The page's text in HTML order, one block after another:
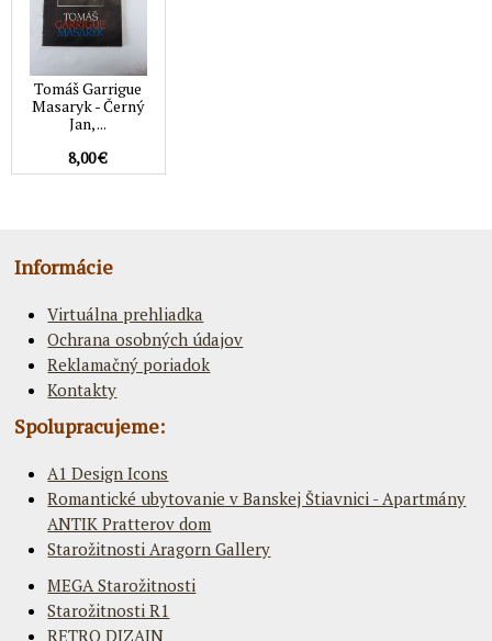
Tomáš Garrigue
Masaryk - Černý
Jan, ...
8,00 €
Informácie
Virtuálna prehliadka
Ochrana osobných údajov
Reklamačný poriadok
Kontakty
Spolupracujeme:
A1 Design Icons
Romantické ubytovanie v Banskej Štiavnici - Apartmány
ANTIK Pratterov dom
Starožitnosti Aragorn Gallery
MEGA Starožitnosti
Starožitnosti R1
RETRO DIZAJN